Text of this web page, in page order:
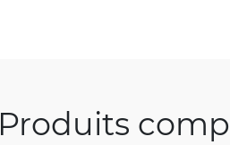
Produits